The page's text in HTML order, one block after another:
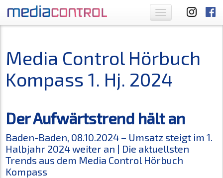
Toggle
navigation
Media Control Hörbuch
Kompass 1. Hj. 2024
Der Aufwärtstrend hält an
Baden-Baden, 08.10.2024 – Umsatz steigt im 1.
Halbjahr 2024 weiter an | Die aktuellsten
Trends aus dem Media Control Hörbuch
Kompass